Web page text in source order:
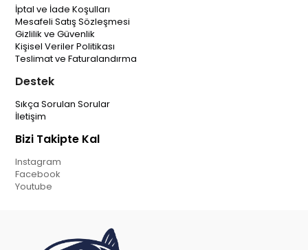
İptal ve İade Koşulları
Mesafeli Satış Sözleşmesi
Gizlilik ve Güvenlik
Kişisel Veriler Politikası
Teslimat ve Faturalandırma
Destek
Sıkça Sorulan Sorular
İletişim
Bizi Takipte Kal
Instagram
Facebook
Youtube